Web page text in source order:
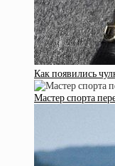
Как появились
Мастер спорта